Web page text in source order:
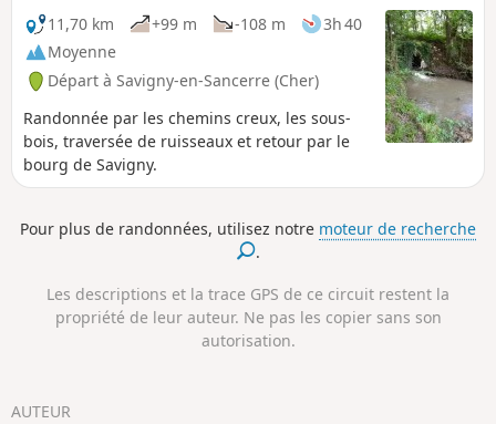
11,70 km
+99 m -108 m
3h 40
Moyenne
Départ à Savigny-en-Sancerre (Cher)
Randonnée par les chemins creux, les sous-
bois, traversée de ruisseaux et retour par le
bourg de Savigny.
Pour plus de randonnées, utilisez notre moteur de recherche
.
Les descriptions et la trace GPS de ce circuit restent la
propriété de leur auteur. Ne pas les copier sans son
autorisation.
AUTEUR